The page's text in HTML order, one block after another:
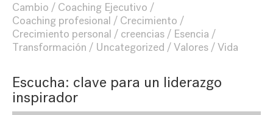
Cambio
Coaching Ejecutivo
Coaching profesional
Crecimiento
Crecimiento personal
creencias
Esencia
Transformación
Uncategorized Valores Vida
Escucha: clave para un liderazgo
inspirador